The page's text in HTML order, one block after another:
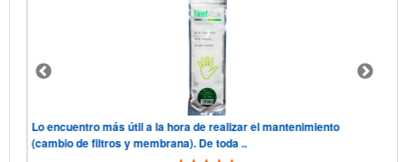
Lo encuentro más útil a la hora de realizar el mantenimiento
(cambio de filtros y membrana). De toda ..